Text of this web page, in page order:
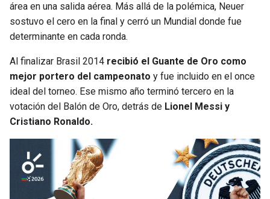
área en una salida aérea. Más allá de la polémica, Neuer
sostuvo el cero en la final y cerró un Mundial donde fue
determinante en cada ronda.
Al finalizar Brasil 2014 recibió el Guante de Oro como
mejor portero del campeonato y fue incluido en el once
ideal del torneo. Ese mismo año terminó tercero en la
votación del Balón de Oro, detrás de Lionel Messi y
Cristiano Ronaldo.